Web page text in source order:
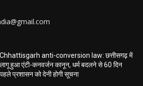
Chhattisgarh anti-conversion law: छत्तीसगढ़ में
लागू हुआ एंटी-कनवर्जन कानून, धर्म बदलने से 60 दिन
पहले प्रशासन को देनी होगी सूचना